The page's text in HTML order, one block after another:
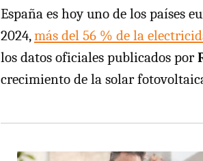
España es hoy uno de los países
2024,más del 56 % de la
los datos oficiales publicados por
crecimiento de la solar